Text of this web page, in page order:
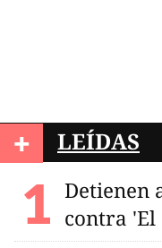
+ LEÍDAS
Detienen
contra 'El